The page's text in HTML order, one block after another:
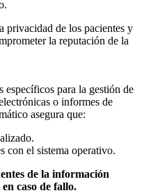
privacidad de los pacientes y
la reputación de la
específicos para la gestión de
o informes de
asegura que:
con el sistema operativo.
de la información
caso de fallo.